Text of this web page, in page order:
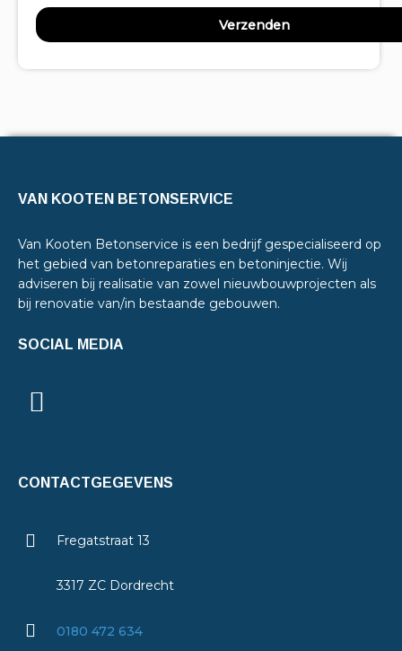
VAN KOOTEN BETONSERVICE
Van Kooten Betonservice is een bedrijf gespecialiseerd op
het gebied van betonreparaties en betoninjectie. Wij
adviseren bij realisatie van zowel nieuwbouwprojecten als
bij renovatie van/in bestaande gebouwen.
SOCIAL MEDIA
CONTACTGEGEVENS
Fregatstraat 13
3317 ZC Dordrecht
0180 472 634